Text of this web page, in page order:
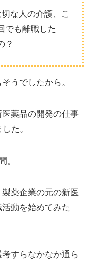
な人の介護、こ
でも離職した
？
うでしたから。
薬品の開発の仕事
た。
。
薬企業の元の新医
動を始めてみた
すらなかなか通ら